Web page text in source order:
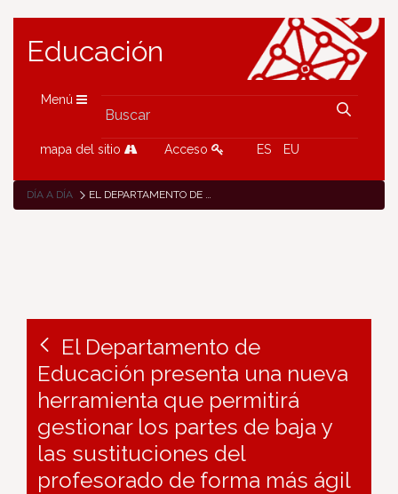
Educación
Menú
mapa del sitio Acceso ES EU
DÍA A DÍA EL DEPARTAMENTO DE EDUCACIÓN PRESENTA UNA NUEVA HERRAMIENTA QUE PERMITIRÁ GESTIONAR LOS PARTES DE BAJA Y LAS SUSTITUCIONES DEL PROFESORADO DE FORMA MÁS ÁGIL
El Departamento de
Educación presenta una nueva
herramienta que permitirá
gestionar los partes de baja y
las sustituciones del
profesorado de forma más ágil